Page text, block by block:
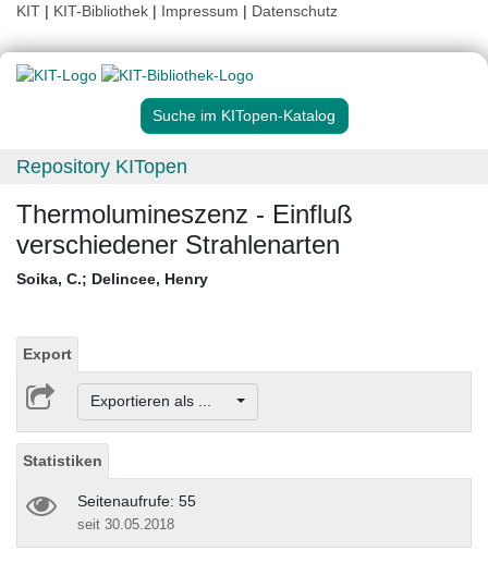
KIT | KIT-Bibliothek | Impressum | Datenschutz
Suche im KITopen-Katalog
Repository KITopen
Thermolumineszenz - Einfluß
verschiedener Strahlenarten
Soika, C.; Delincee, Henry
Export
Exportieren als ...
Statistiken
Seitenaufrufe: 55
seit 30.05.2018